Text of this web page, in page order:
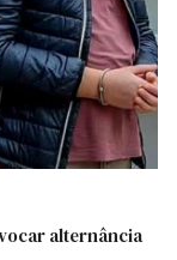
alternância